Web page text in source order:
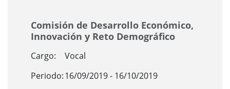
Comisión de Desarrollo Económico,
Innovación y Reto Demográfico
Cargo:
Vocal
Periodo:16/09/2019 - 16/10/2019